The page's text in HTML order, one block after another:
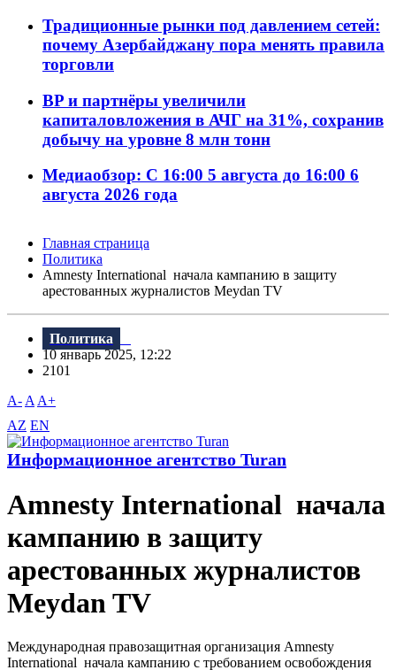
Традиционные рынки под давлением сетей:
почему Азербайджану пора менять правила
торговли
BP и партнёры увеличили
капиталовложения в АЧГ на 31%, сохранив
добычу на уровне 8 млн тонн
Медиаобзор: С 16:00 5 августа до 16:00 6
августа 2026 года
Главная страница
Политика
Amnesty International начала кампанию в защиту
арестованных журналистов Meydan TV
Политика
10 январь 2025, 12:22
2101
A- A A+
AZ EN
Информационное агентство Turan
Amnesty International начала
кампанию в защиту
арестованных журналистов
Meydan TV
Международная правозащитная организация Amnesty
International начала кампанию с требованием освобождения